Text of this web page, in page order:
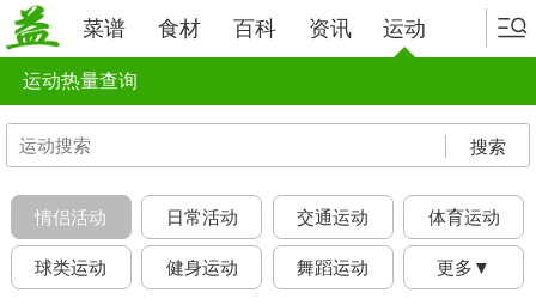
菜谱 食材 百科 资讯 运动
运动热量查询
搜索
情侣活动 日常活动 交通运动 体育运动
球类运动 健身运动 舞蹈运动 更多▼